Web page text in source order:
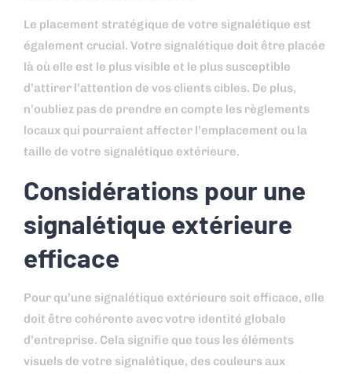
Le placement stratégique de votre signalétique est
également crucial. Votre signalétique doit être placée
là où elle est le plus visible et le plus susceptible
d’attirer l’attention de vos clients cibles. De plus,
n’oubliez pas de prendre en compte les règlements
locaux qui pourraient affecter l’emplacement ou la
taille de votre signalétique extérieure.
Considérations pour une
signalétique extérieure
efficace
Pour qu’une signalétique extérieure soit efficace, elle
doit être cohérente avec votre identité globale
d’entreprise. Cela signifie que tous les éléments
visuels de votre signalétique, des couleurs aux